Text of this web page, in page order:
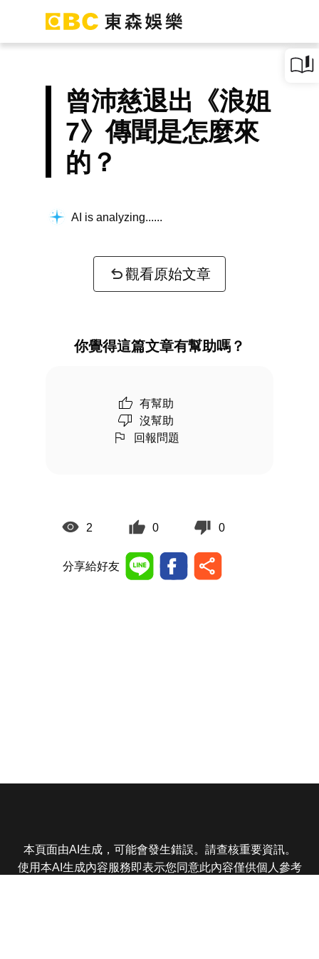
曾沛慈退出《浪姐
7》傳聞是怎麼來
的？
AI is analyzing...
觀看原始文章
你覺得這篇文章有幫助嗎？
有幫助
沒幫助
回報問題
2 0 0
分享給好友
本頁面由AI生成，可能會發生錯誤。請查核重要資訊。
使用本AI生成內容服務即表示您同意此內容僅供個人參考